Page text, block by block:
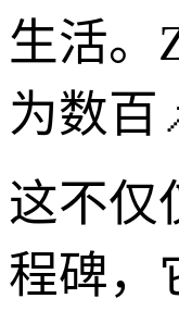
生活。
为数百
这不仅
程碑，